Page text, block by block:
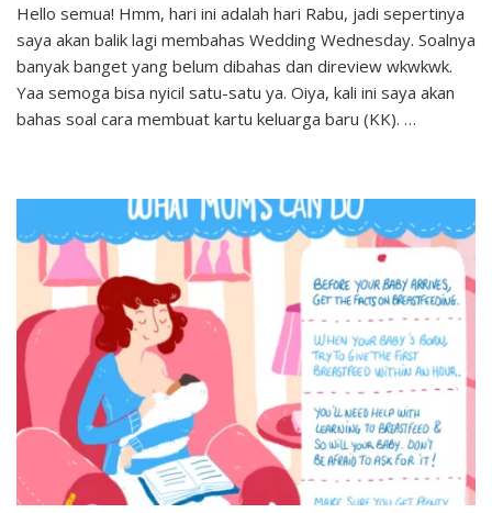
Membuat
Kartu
Keluarga
(KK)
Baru
di
Hello semua! Hmm, hari ini adalah hari Rabu, jadi sepertinya
saya akan balik lagi membahas Wedding Wednesday. Soalnya
banyak banget yang belum dibahas dan direview wkwkwk.
Yaa semoga bisa nyicil satu-satu ya. Oiya, kali ini saya akan
bahas soal cara membuat kartu keluarga baru (KK). …